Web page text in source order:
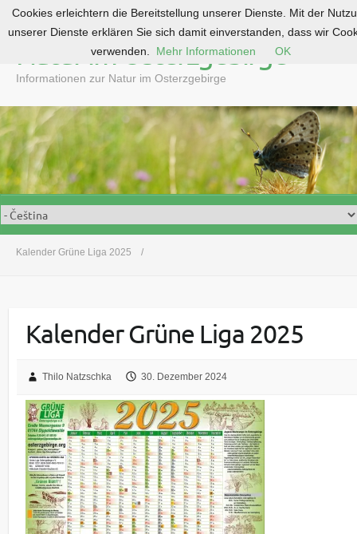
o
c
o
n
t
e
n
Natur im Osterzgebirge
Informationen zur Natur im Osterzgebirge
Kalender Grüne Liga 2025
Kalender Grüne Liga 2025
Thilo Natzschka 30. Dezember 2024
Cookies erleichtern die Bereitstellung unserer Dienste. Mit der
unserer Dienste erklären Sie sich damit einverstanden, dass wir
verwenden.
Mehr Informationen OK